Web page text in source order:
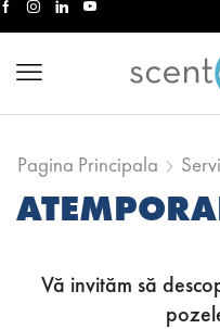
Pagina Principala
Vă invităm să